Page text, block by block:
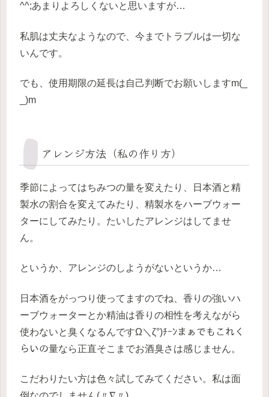
^^;あまりよろしくないと思いますが…
私肌は丈夫なようなので、今までトラブルは一切な
いんです。
でも、使用期限の延長は自己判断でお願いしますm(_
_)m
アレンジ方法（私の作り方）
季節によってはちみつの量を変えたり、日本酒と精
製水の割合を変えてみたり、精製水をハーブウォー
ターにしてみたり。たいしたアレンジはしてませ
ん。
というか、アレンジのしようがないというか…
日本酒をがっつり使ってますのでね、香りの強いハ
ーブウォーターとか精油は香りの相性を考えながら
使わないと臭くなるんですΩ＼ζ°)ﾁｰﾝまぁでもこれく
らいの量なら正直そこまでお酒臭さは感じません。
こだわりたい方は色々試してみてください。私は面